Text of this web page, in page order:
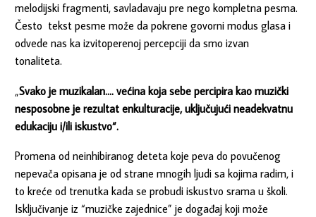
melodijski fragmenti, savladavaju pre nego kompletna pesma.
Često tekst pesme može da pokrene govorni modus glasa i
odvede nas ka izvitoperenoj percepciji da smo izvan
tonaliteta.
„Svako je muzikalan…. većina koja sebe percipira kao muzički
nesposobne je rezultat enkulturacije, uključujući neadekvatnu
edukaciju i/ili iskustvo“.
Promena od neinhibiranog deteta koje peva do povučenog
nepevača opisana je od strane mnogih ljudi sa kojima radim, i
to kreće od trenutka kada se probudi iskustvo srama u školi.
Isključivanje iz “muzičke zajednice” je događaj koji može